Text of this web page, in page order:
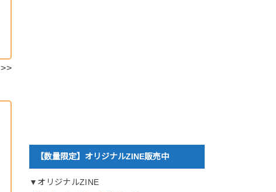
>>
【数量限定】オリジナルZINE販売中
▼オリジナルZINE